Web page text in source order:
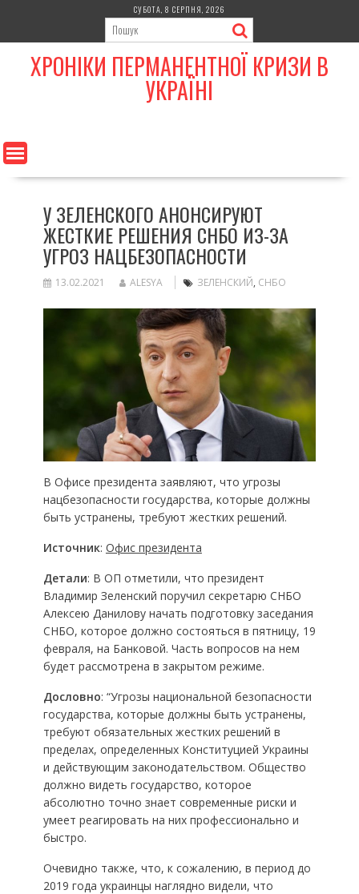
content
СУБОТА, 8 СЕРПНЯ, 2026
ХРОНІКИ ПЕРМАНЕНТНОЇ КРИЗИ В
УКРАЇНІ
У ЗЕЛЕНСКОГО АНОНСИРУЮТ
ЖЕСТКИЕ РЕШЕНИЯ СНБО ИЗ-ЗА
УГРОЗ НАЦБЕЗОПАСНОСТИ
13.02.2021 ALESYA ЗЕЛЕНСКИЙ, СНБО
В Офисе президента заявляют, что угрозы
нацбезопасности государства, которые должны
быть устранены, требуют жестких решений.
Источник: Офис президента
Детали: В ОП отметили, что президент
Владимир Зеленский поручил секретарю СНБО
Алексею Данилову начать подготовку заседания
СНБО, которое должно состояться в пятницу, 19
февраля, на Банковой. Часть вопросов на нем
будет рассмотрена в закрытом режиме.
Дословно: “Угрозы национальной безопасности
государства, которые должны быть устранены,
требуют обязательных жестких решений в
пределах, определенных Конституцией Украины
и действующим законодательством. Общество
должно видеть государство, которое
абсолютно точно знает современные риски и
умеет реагировать на них профессионально и
быстро.
Очевидно также, что, к сожалению, в период до
2019 года украинцы наглядно видели, что